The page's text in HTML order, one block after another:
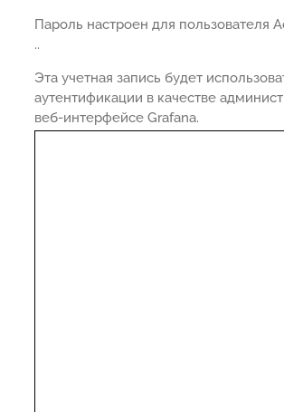
Пароль настроен для пользователя
..
Эта учетная запись будет
аутентификации в качестве
веб-интерфейсе Grafana.